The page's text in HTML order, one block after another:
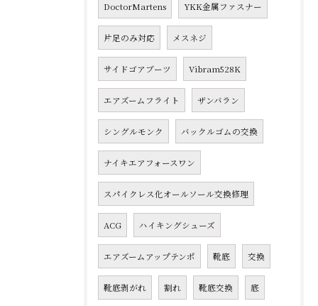
DoctorMartens YKK金属ファスナー
片足のみ対応 メスネジ
サイドゴアブーツ Vibram528K
エアズームフライト ザンバラン
シングルモンク バックルゴムの交換
ナイキエアフォースワン
スパイクレス化オールソール交換修理
ACG ハイキングシューズ
エアズームアップテンポ 靴底 交換
靴底剥がれ 割れ 靴底交換 底